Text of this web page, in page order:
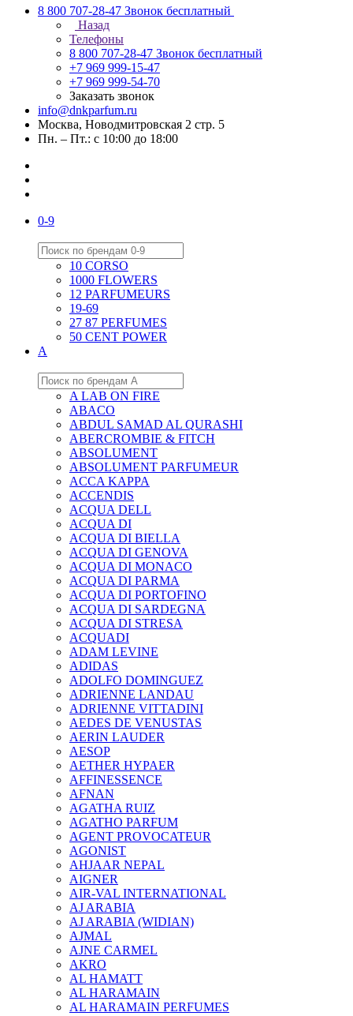
8 800 707-28-47 Звонок бесплатный
Назад
Телефоны
8 800 707-28-47 Звонок бесплатный
+7 969 999-15-47
+7 969 999-54-70
Заказать звонок
info@dnkparfum.ru
Москва, Новодмитровская 2 стр. 5
Пн. – Пт.: с 10:00 до 18:00
0-9
10 CORSO
1000 FLOWERS
12 PARFUMEURS
19-69
27 87 PERFUMES
50 CENT POWER
A
A LAB ON FIRE
ABACO
ABDUL SAMAD AL QURASHI
ABERCROMBIE & FITCH
ABSOLUMENT
ABSOLUMENT PARFUMEUR
ACCA KAPPA
ACCENDIS
ACQUA DELL
ACQUA DI
ACQUA DI BIELLA
ACQUA DI GENOVA
ACQUA DI MONACO
ACQUA DI PARMA
ACQUA DI PORTOFINO
ACQUA DI SARDEGNA
ACQUA DI STRESA
ACQUADI
ADAM LEVINE
ADIDAS
ADOLFO DOMINGUEZ
ADRIENNE LANDAU
ADRIENNE VITTADINI
AEDES DE VENUSTAS
AERIN LAUDER
AESOP
AETHER HYPAER
AFFINESSENCE
AFNAN
AGATHA RUIZ
AGATHO PARFUM
AGENT PROVOCATEUR
AGONIST
AHJAAR NEPAL
AIGNER
AIR-VAL INTERNATIONAL
AJ ARABIA
AJ ARABIA (WIDIAN)
AJMAL
AJNE CARMEL
AKRO
AL HAMATT
AL HARAMAIN
AL HARAMAIN PERFUMES